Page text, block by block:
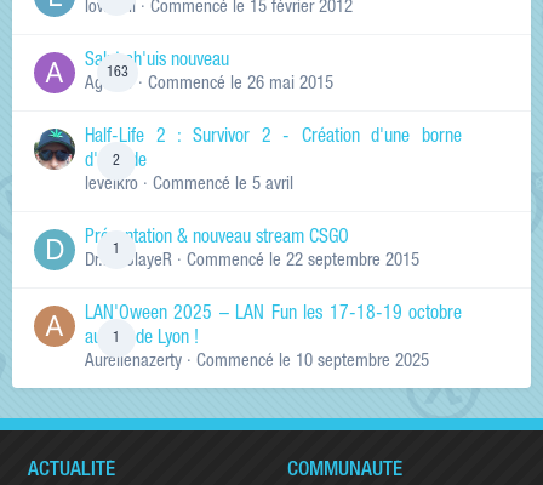
lowskill · Commencé le 15 février 2012
163
Salut ch'uis nouveau
Ag0Nie · Commencé le 26 mai 2015
2
Half-Life 2 : Survivor 2 - Création d'une borne
d'arcade
levelkro · Commencé le 5 avril
Présentation & nouveau stream CSGO
Dr.KinSlayeR · Commencé le 22 septembre 2015
LAN'Oween 2025 – LAN Fun les 17-18-19 octobre
au sud de Lyon !
Aurelienazerty · Commencé le 10 septembre 2025
ACTUALITÉ COMMUNAUTÉ